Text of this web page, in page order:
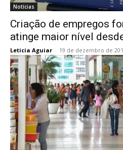
Notícias
Criação de empregos
atinge maior nível
Leticia Aguiar - 19 de dezembro de